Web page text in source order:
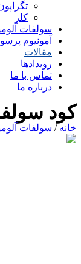
کلر
سولفات
آمونیوم
مقالات
رویدادها
تماس با ما
درباره ما
کود
خانه / سولفات